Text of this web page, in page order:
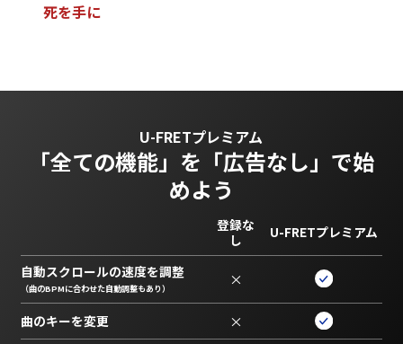
死を手に
U-FRETプレミアム
「全ての機能」を 「広告なし」で始
めよう
登録な
し
U-FRETプレミアム
自動スクロールの速度を調整
（曲のBPMに合わせた自動調整もあり） ×
曲のキーを変更 ×